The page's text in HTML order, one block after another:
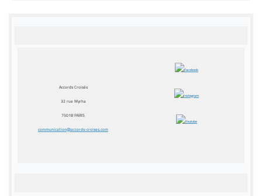
Accords Croisés
32 rue Myrha
75018 PARIS
communication@accords-croises.com